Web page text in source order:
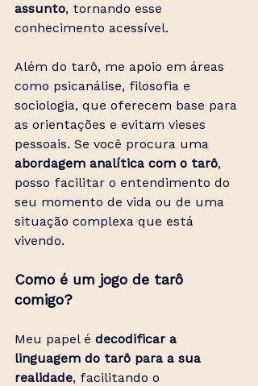
assunto, tornando esse
conhecimento acessível.
Além do tarô, me apoio em áreas
como psicanálise, filosofia e
sociologia, que oferecem base para
as orientações e evitam vieses
pessoais. Se você procura uma
abordagem analítica com o tarô,
posso facilitar o entendimento do
seu momento de vida ou de uma
situação complexa que está
vivendo.
​Como é um jogo de tarô
comigo?
Meu papel é decodificar a
linguagem do tarô para a sua
realidade, facilitando o